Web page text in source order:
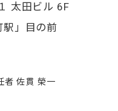
太田ビル 6F
」目の前
者 佐貫 榮一